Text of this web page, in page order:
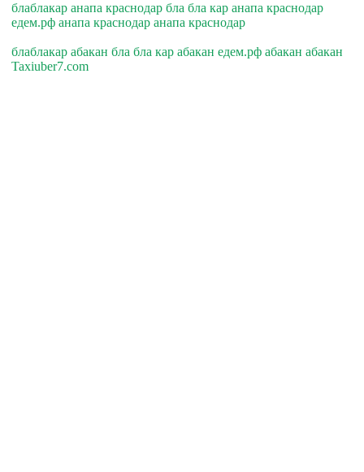
блаблакар анапа краснодар бла бла кар анапа краснодар
едем.рф анапа краснодар анапа краснодар
блаблакар абакан бла бла кар абакан едем.рф абакан абакан
Taxiuber7.com